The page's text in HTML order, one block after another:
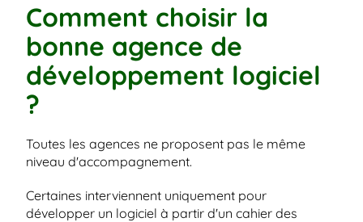
Comment choisir la
bonne agence de
développement logiciel
?
Toutes les agences ne proposent pas le même
niveau d'accompagnement.
Certaines interviennent uniquement pour
développer un logiciel à partir d'un cahier des